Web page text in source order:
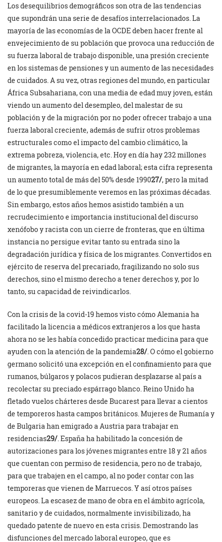
Los desequilibrios demográficos son otra de las tendencias
que supondrán una serie de desafíos interrelacionados. La
mayoría de las economías de la OCDE deben hacer frente al
envejecimiento de su población que provoca una reducción de
su fuerza laboral de trabajo disponible, una presión creciente
en los sistemas de pensiones y un aumento de las necesidades
de cuidados. A su vez, otras regiones del mundo, en particular
África Subsahariana, con una media de edad muy joven, están
viendo un aumento del desempleo, del malestar de su
población y de la migración por no poder ofrecer trabajo a una
fuerza laboral creciente, además de sufrir otros problemas
estructurales como el impacto del cambio climático, la
extrema pobreza, violencia, etc. Hoy en día hay 232 millones
de migrantes, la mayoría en edad laboral; esta cifra representa
un aumento total de más del 50% desde 199027/, pero la mitad
de lo que presumiblemente veremos en las próximas décadas.
Sin embargo, estos años hemos asistido también a un
recrudecimiento e importancia institucional del discurso
xenófobo y racista con un cierre de fronteras, que en última
instancia no persigue evitar tanto su entrada sino la
degradación jurídica y física de los migrantes. Convertidos en
ejército de reserva del precariado, fragilizando no solo sus
derechos, sino el mismo derecho a tener derechos y, por lo
tanto, su capacidad de reivindicarlos.
Con la crisis de la covid-19 hemos visto cómo Alemania ha
facilitado la licencia a médicos extranjeros a los que hasta
ahora no se les había concedido practicar medicina para que
ayuden con la atención de la pandemia28/ . O cómo el gobierno
germano solicitó una excepción en el confinamiento para que
rumanos, búlgaros y polacos pudieran desplazarse al país a
recolectar su preciado espárrago blanco. Reino Unido ha
fletado vuelos chárteres desde Bucarest para llevar a cientos
de temporeros hasta campos británicos. Mujeres de Rumanía y
de Bulgaria han emigrado a Austria para trabajar en
residencias29/ . España ha habilitado la concesión de
autorizaciones para los jóvenes migrantes entre 18 y 21 años
que cuentan con permiso de residencia, pero no de trabajo,
para que trabajen en el campo, al no poder contar con las
temporeras que vienen de Marruecos. Y así otros países
europeos. La escasez de mano de obra en el ámbito agrícola,
sanitario y de cuidados, normalmente invisibilizado, ha
quedado patente de nuevo en esta crisis. Demostrando las
disfunciones del mercado laboral europeo, que es